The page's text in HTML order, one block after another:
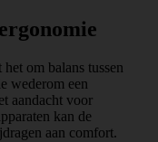
om balans tussen
wederom een
aandacht voor
kan de
aan comfort.